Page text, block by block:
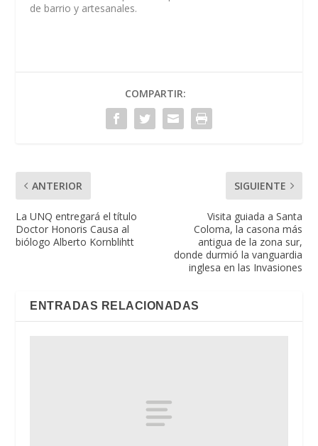
de barrio y artesanales.
COMPARTIR:
ANTERIOR
La UNQ entregará el título
Doctor Honoris Causa al
biólogo Alberto Kornblihtt
SIGUIENTE
Visita guiada a Santa
Coloma, la casona más
antigua de la zona sur,
donde durmió la vanguardia
inglesa en las Invasiones
ENTRADAS RELACIONADAS